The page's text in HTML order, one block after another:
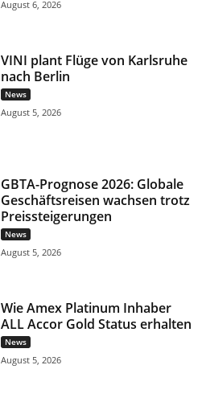
August 6, 2026
VINI plant Flüge von Karlsruhe
nach Berlin
News
August 5, 2026
GBTA-Prognose 2026: Globale
Geschäftsreisen wachsen trotz
Preissteigerungen
News
August 5, 2026
Wie Amex Platinum Inhaber
ALL Accor Gold Status erhalten
News
August 5, 2026